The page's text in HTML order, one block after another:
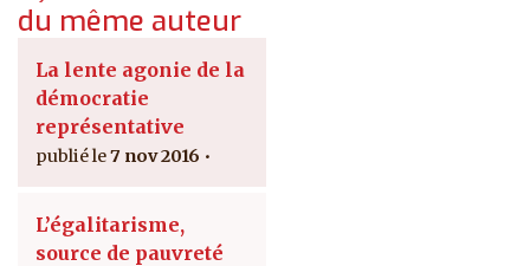
du même auteur
La lente agonie de la
démocratie
représentative
7 nov 2016
L’égalitarisme,
source de pauvreté